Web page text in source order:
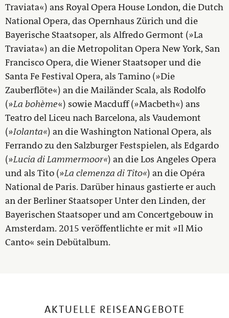
Traviata«) ans Royal Opera House London, die Dutch
National Opera, das Opernhaus Zürich und die
Bayerische Staatsoper, als Alfredo Germont (»La
Traviata«) an die Metropolitan Opera New York, San
Francisco Opera, die Wiener Staatsoper und die
Santa Fe Festival Opera, als Tamino (»Die
Zauberflöte«) an die Mailänder Scala, als Rodolfo
(»La bohème«) sowie Macduff (»Macbeth«) ans
Teatro del Liceu nach Barcelona, als Vaudemont
(»Iolanta«) an die Washington National Opera, als
Ferrando zu den Salzburger Festspielen, als Edgardo
(»Lucia di Lammermoor«) an die Los Angeles Opera
und als Tito (»La clemenza di Tito«) an die Opéra
National de Paris. Darüber hinaus gastierte er auch
an der Berliner Staatsoper Unter den Linden, der
Bayerischen Staatsoper und am Concertgebouw in
Amsterdam. 2015 veröffentlichte er mit »Il Mio
Canto« sein Debütalbum.
AKTUELLE REISEANGEBOTE